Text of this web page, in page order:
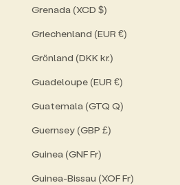
Grenada (XCD $)
Griechenland (EUR €)
Grönland (DKK kr.)
Guadeloupe (EUR €)
Guatemala (GTQ Q)
Guernsey (GBP £)
Guinea (GNF Fr)
Guinea-Bissau (XOF Fr)